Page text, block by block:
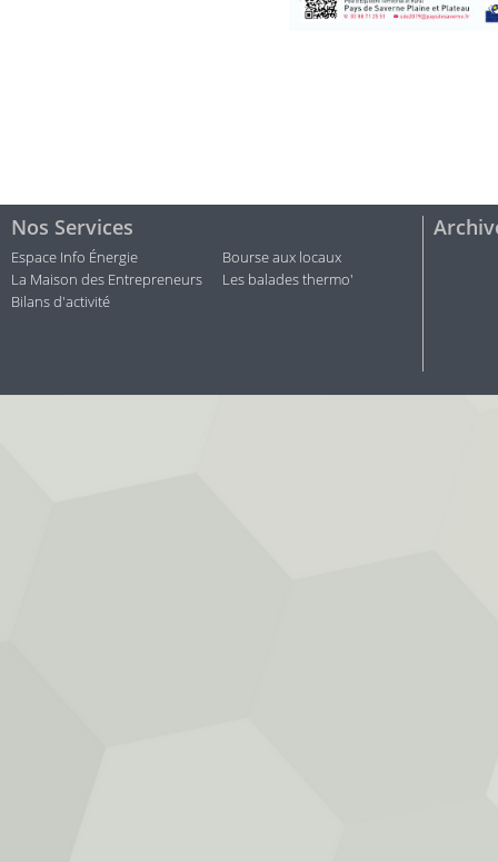
Nos Services
Espace Info Énergie
Bourse aux locaux
La Maison des Entrepreneurs
Les balades thermo'
Bilans d'activité